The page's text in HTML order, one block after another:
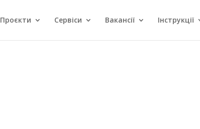
Проєкти Сервіси Вакансії Інструкції